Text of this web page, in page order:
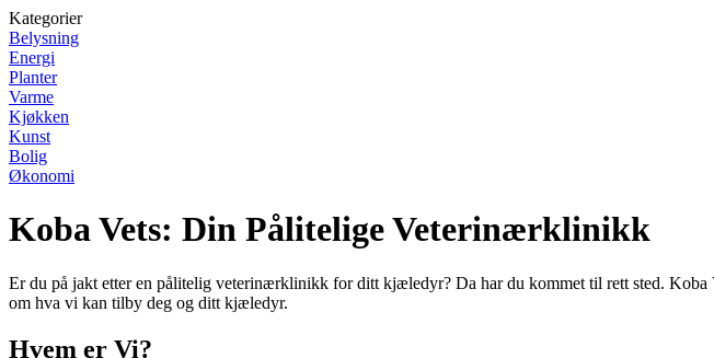
Kategorier
Belysning
Energi
Planter
Varme
Kjøkken
Kunst
Bolig
Økonomi
Koba Vets: Din Pålitelige Veterinærklinikk
Er du på jakt etter en pålitelig veterinærklinikk for ditt kjæledyr? Da har du kommet til rett sted.
om hva vi kan tilby deg og ditt kjæledyr.
Hvem er Vi?